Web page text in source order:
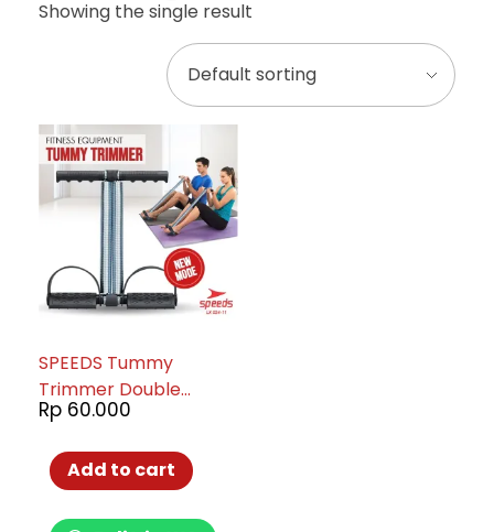
Showing the single result
SPEEDS Tummy
Trimmer Double
Spring Exerciser
Rp 60.000
Add to cart